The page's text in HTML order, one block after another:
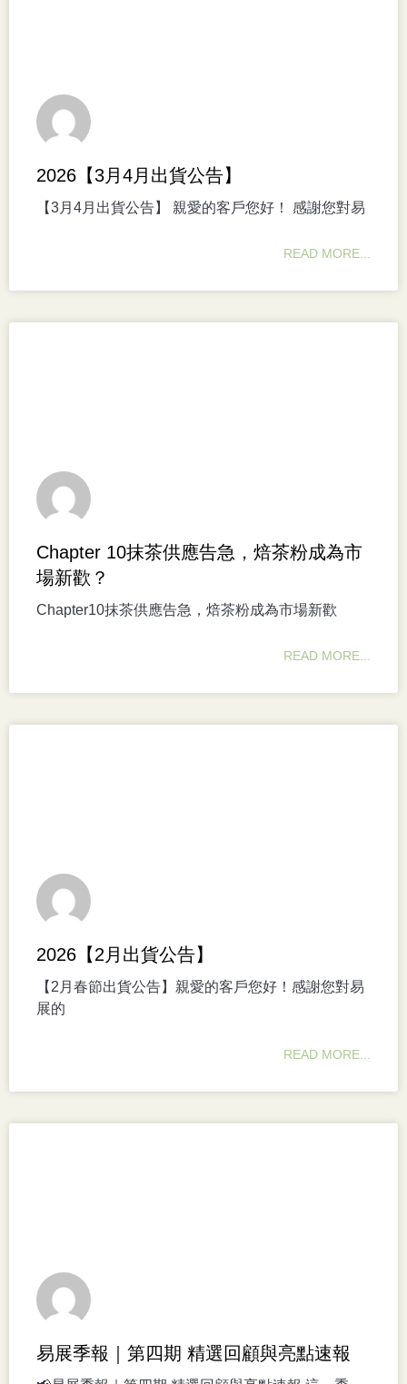
2026【3月4月出貨公告】
【3月4月出貨公告】 親愛的客戶您好！ 感謝您對易
READ MORE...
Chapter 10抹茶供應告急，焙茶粉成為市
場新歡？
Chapter10抹茶供應告急，焙茶粉成為市場新歡
READ MORE...
2026【2月出貨公告】
【2月春節出貨公告】親愛的客戶您好！感謝您對易
展的
READ MORE...
易展季報｜第四期 精選回顧與亮點速報